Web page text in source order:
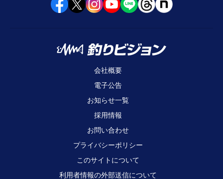
会社概要
電子公告
お知らせ一覧
採用情報
お問い合わせ
プライバシーポリシー
このサイトについて
利用者情報の外部送信について